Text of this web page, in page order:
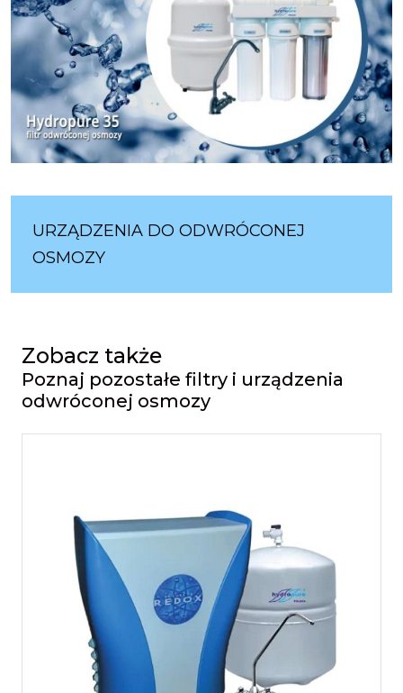
URZĄDZENIA DO ODWRÓCONEJ
OSMOZY
Zobacz także
Poznaj pozostałe filtry i urządzenia
odwróconej osmozy